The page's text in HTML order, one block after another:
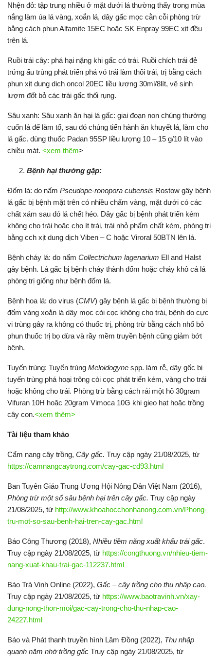
Nhện đỏ: tập trung nhiều ở mặt dưới lá thường thấy trong mùa
nắng làm úa lá vàng, xoắn lá, dây gấc mọc cằn cỗi phòng trừ
bằng cách phun Alfamite 15EC hoặc SK Enpray 99EC xịt đều
trên lá.
Ruồi trái cây: phá hại nặng khi gấc có trái. Ruồi chích trái đẻ
trứng ấu trùng phát triển phá vỏ trái làm thối trái, trị bằng cách
phun xịt dung dịch o­ncol 20EC liều lượng 30ml/8lít, vệ sinh
lượm đốt bỏ các trái gấc thối rụng.
Sâu xanh: Sâu xanh ăn hại lá gấc: giai đoạn non chúng thường
cuốn lá để làm tổ, sau đó chúng tiến hành ăn khuyết lá, làm cho
lá gấc. dùng thuốc Padan 95SP liều lượng 10 – 15 g/10 lít vào
chiều mát. <xem thêm>
Bệnh hại thường gặp:
Đốm lá: do nấm Pseudope-ronopora cubensis Rostow gây bệnh
lá gấc bị bệnh mặt trên có nhiều chấm vàng, mặt dưới có các
chất xám sau đó lá chết héo. Dây gấc bị bệnh phát triển kém
không cho trái hoặc cho ít trái, trái nhỏ phẩm chất kém, phòng trị
bằng cch xịt dung dịch Viben – C hoặc Viroral 50BTN lên lá.
Bệnh cháy lá: do nấm Collectrichum lagenarium Ell and Halst
gây bệnh. Lá gấc bị bệnh cháy thành đốm hoặc cháy khô cả lá
phòng trị giống như bệnh đốm lá.
Bệnh hoa lá: do virus (CMV) gây bệnh lá gấc bị bệnh thường bị
đốm vàng xoắn lá dây mọc còi cọc không cho trái, bệnh do cực
vi trùng gây ra không có thuốc trị, phòng trừ bằng cách nhổ bỏ
phun thuốc trị bọ dừa và rầy mềm truyền bệnh cũng giảm bớt
bệnh.
Tuyến trùng: Tuyến trùng Meloidogyne spp. làm rễ, dây gốc bị
tuyến trùng phá hoại trông còi cọc phát triển kém, vàng cho trái
hoặc không cho trái. Phòng trừ bằng cách rải một hố 30gram
Vifuran 10H hoặc 20gram Vimoca 10G khi gieo hạt hoặc trồng
cây con.<xem thêm>
Tài liệu tham khảo
Cẩm nang cây trồng, Cây gấc. Truy cập ngày 21/08/2025, từ
https://camnangcaytrong.com/cay-gac-cd93.html
Ban Tuyên Giáo Trung Ương Hội Nông Dân Việt Nam (2016),
Phòng trừ một số sâu bệnh hại trên cây gấc. Truy cập ngày
21/08/2025, từ http://www.khoahocchonhanong.com.vn/Phong-
tru-mot-so-sau-benh-hai-tren-cay-gac.html
Báo Công Thương (2018), Nhiều tiềm năng xuất khẩu trái gấc.
Truy cập ngày 21/08/2025, từ https://congthuong.vn/nhieu-tiem-
nang-xuat-khau-trai-gac-112237.html
Báo Trà Vinh Online (2022), Gấc – cây trồng cho thu nhập cao.
Truy cập ngày 21/08/2025, từ https://www.baotravinh.vn/xay-
dung-nong-thon-moi/gac-cay-trong-cho-thu-nhap-cao-
24227.html
Báo và Phát thanh truyền hình Lâm Đồng (2022), Thu nhập
quanh năm nhờ trồng gấc Truy cập ngày 21/08/2025, từ